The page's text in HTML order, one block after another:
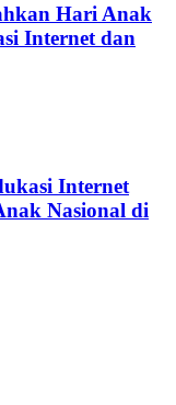
Hari Anak
Internet dan
Internet
Nasional di